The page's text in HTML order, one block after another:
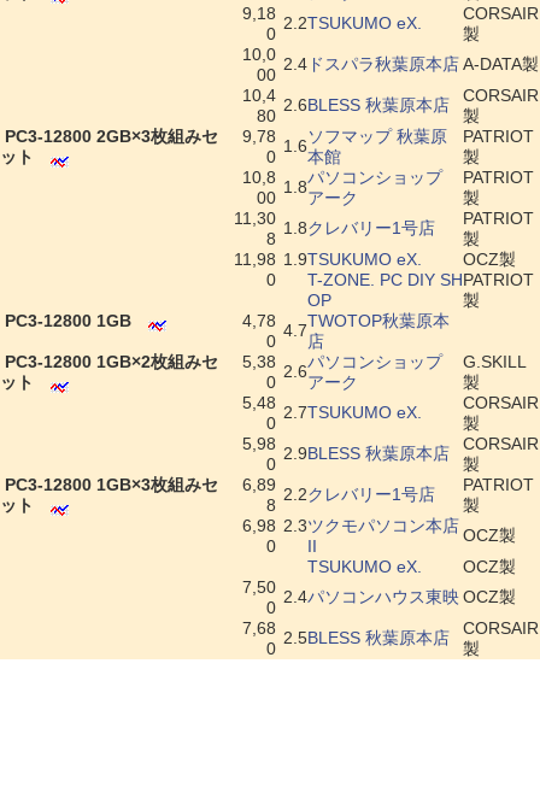
9,18
0
2.2TSUKUMO eX.
CORSAIR
製
10,0
00
2.4 ドスパラ秋葉原本店A-DATA製
10,4
80
2.6BLESS 秋葉原本店
CORSAIR
製
PC3-12800 2GB×3枚組みセ
ット
9,78
0
1.6ソフマップ 秋葉原
本館
PATRIOT
製
10,8
00
1.8パソコンショップ
アーク
PATRIOT
製
11,30
8
1.8クレバリー1号店
PATRIOT
製
11,98
0
1.9TSUKUMO eX.
OCZ製
T-ZONE. PC DIY SH
OP
PATRIOT
製
PC3-12800 1GB
4,78
0
4.7TWOTOP秋葉原本
店
PC3-12800 1GB×2枚組みセ
ット
5,38
0
2.6パソコンショップ
アーク
G.SKILL
製
5,48
0
2.7TSUKUMO eX.
CORSAIR
製
5,98
0
2.9BLESS 秋葉原本店
CORSAIR
製
PC3-12800 1GB×3枚組みセ
ット
6,89
8
2.2クレバリー1号店
PATRIOT
製
6,98
0
2.3ツクモパソコン本店
II
OCZ製
TSUKUMO eX.
OCZ製
7,50
0
2.4パソコンハウス東映OCZ製
7,68
0
2.5BLESS 秋葉原本店
CORSAIR
製